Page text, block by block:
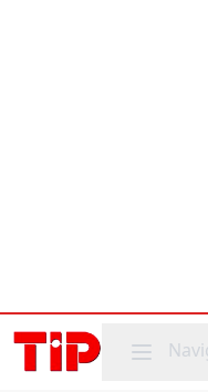
Mobile